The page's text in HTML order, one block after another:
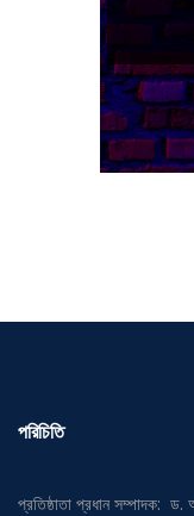
পরিচিতি
প্রতিষ্ঠাতা প্রধান সম্পাদক: